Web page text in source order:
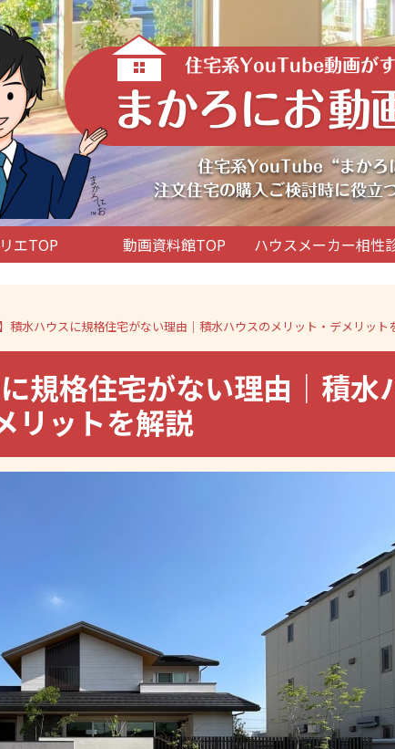
エTOP 動画資料館TOP ハウスメーカー相性
】積水ハウスに規格住宅がない理由｜積水ハウスのメリット・デメリット
規格住宅がない理由｜積水
リットを解説